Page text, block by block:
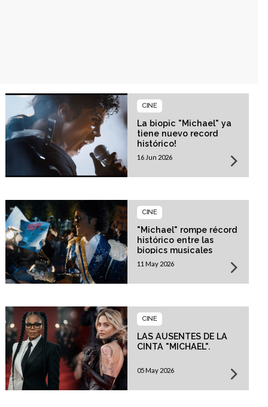
La biopic "Michael" ya
tiene nuevo record
histórico!
CINE
16 Jun 2026
"Michael" rompe récord
histórico entre las
biopics musicales
CINE
11 May 2026
LAS AUSENTES DE LA
CINTA "MICHAEL".
CINE
05 May 2026